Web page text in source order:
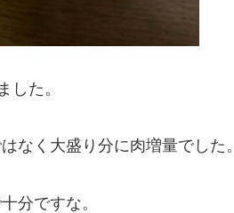
した。
なく大盛り分に肉増量でした。
分ですな。